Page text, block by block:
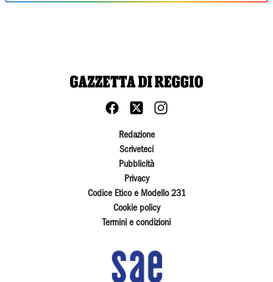
Redazione
Scriveteci
Pubblicità
Privacy
Codice Etico e Modello 231
Cookie policy
Termini e condizioni